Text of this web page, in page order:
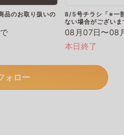
品のお取り扱いの
8/5号チラシ「※一
ない場合がございま
08月07日〜08
本日終了
ォロー